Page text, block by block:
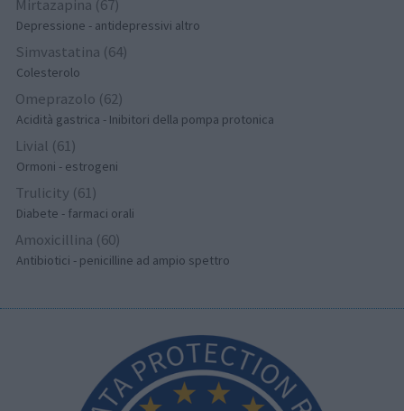
Mirtazapina (67)
Depressione - antidepressivi altro
Simvastatina (64)
Colesterolo
Omeprazolo (62)
Acidità gastrica - Inibitori della pompa protonica
Livial (61)
Ormoni - estrogeni
Trulicity (61)
Diabete - farmaci orali
Amoxicillina (60)
Antibiotici - penicilline ad ampio spettro